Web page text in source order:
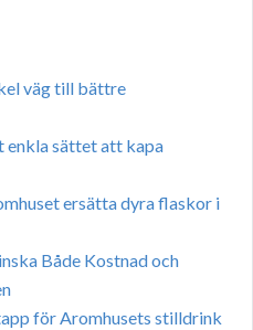
väg till bättre
enkla sättet att kapa
ersätta dyra flaskor i
Både Kostnad och
för Aromhusets stilldrink